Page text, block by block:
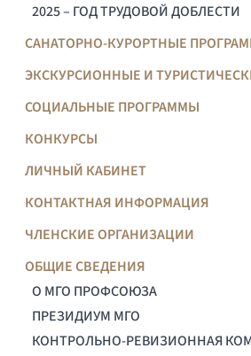
2025 – ГОД ТРУДОВОЙ ДОБЛЕСТИ
САНАТОРНО-КУРОРТНЫЕ
ЭКСКУРСИОННЫЕ И
СОЦИАЛЬНЫЕ ПРОГРАММЫ
КОНКУРСЫ
ЛИЧНЫЙ КАБИНЕТ
КОНТАКТНАЯ ИНФОРМАЦИЯ
ЧЛЕНСКИЕ ОРГАНИЗАЦИИ
ОБЩИЕ СВЕДЕНИЯ
О МГО ПРОФСОЮЗА
ПРЕЗИДИУМ МГО
КОНТРОЛЬНО-РЕВИЗИОННАЯ